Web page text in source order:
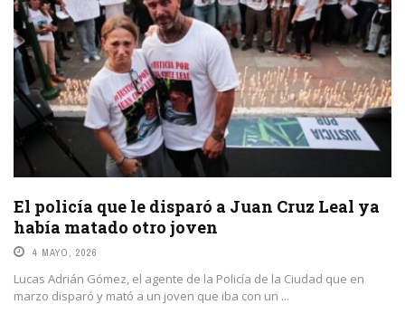
El policía que le disparó a Juan Cruz Leal ya
había matado otro joven
4 MAYO, 2026
Lucas Adrián Gómez, el agente de la Policía de la Ciudad que en
marzo disparó y mató a un joven que iba con un ...